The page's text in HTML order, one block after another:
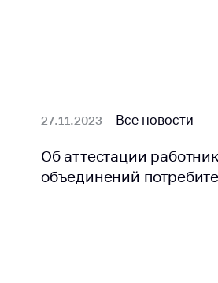
контроль
27.11.2023 Все новости
Об аттестации
объединений